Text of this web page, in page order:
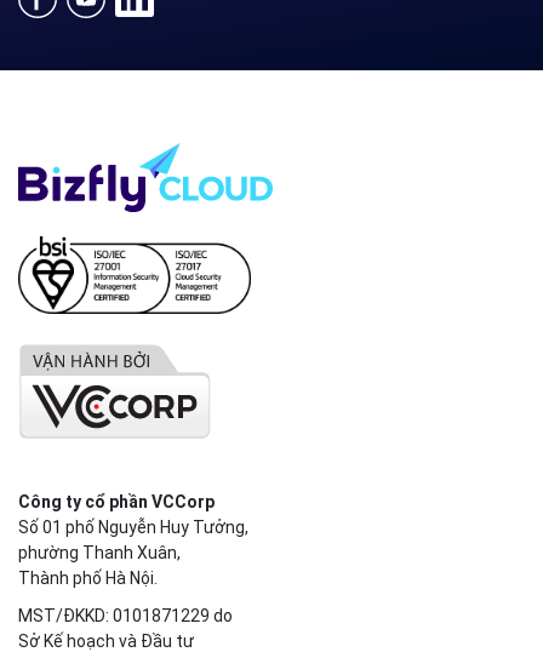
Công ty cổ phần VCCorp
Số 01 phố Nguyễn Huy Tưởng,
Thành phố Hà Nội.